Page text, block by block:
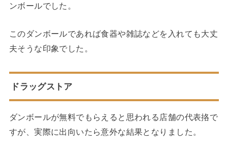
ンボールでした。
このダンボールであれば食器や雑誌などを入れても大丈
夫そうな印象でした。
ドラッグストア
ダンボールが無料でもらえると思われる店舗の代表挌で
すが、実際に出向いたら意外な結果となりました。